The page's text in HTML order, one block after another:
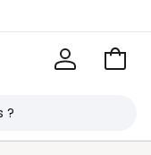
Voir